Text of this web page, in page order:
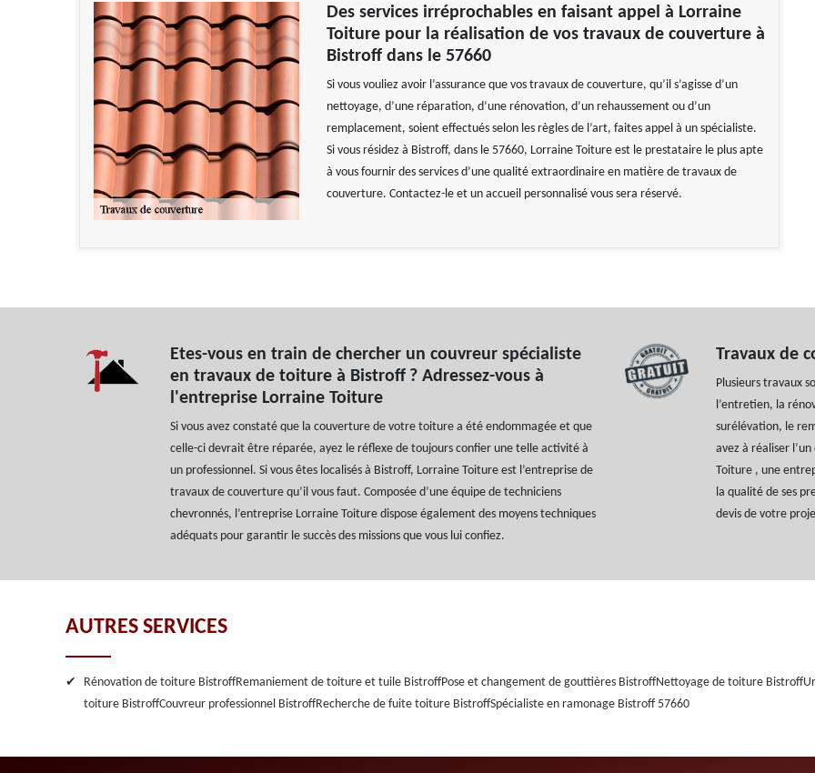
Des services irréprochables en faisant appel à Lorraine
Toiture pour la réalisation de vos travaux de couverture à
Bistroff dans le 57660
Si vous vouliez avoir l’assurance que vos travaux de couverture, qu’il s’agisse d’un
nettoyage, d’une réparation, d’une rénovation, d’un rehaussement ou d’un
remplacement, soient effectués selon les règles de l’art, faites appel à un spécialiste.
Si vous résidez à Bistroff, dans le 57660, Lorraine Toiture est le prestataire le plus apte
à vous fournir des services d’une qualité extraordinaire en matière de travaux de
couverture. Contactez-le et un accueil personnalisé vous sera réservé.
Etes-vous en train de chercher un couvreur spécialiste
en travaux de toiture à Bistroff ? Adressez-vous à
l'entreprise Lorraine Toiture
Si vous avez constaté que la couverture de votre toiture a été endommagée et que
celle-ci devrait être réparée, ayez le réflexe de toujours confier une telle activité à
un professionnel. Si vous êtes localisés à Bistroff, Lorraine Toiture est l’entreprise de
travaux de couverture qu’il vous faut. Composée d’une équipe de techniciens
chevronnés, l’entreprise Lorraine Toiture dispose également des moyens techniques
adéquats pour garantir le succès des missions que vous lui confiez.
Travaux de
Plusieurs travaux
l’entretien, la
surélévation, le
avez à réaliser
Toiture , une
la qualité de ses
devis de votre
AUTRES SERVICES
Rénovation de toiture BistroffRemaniement de toiture et tuile BistroffPose et changement de gouttières BistroffNettoyage de toiture Bistroff
toiture BistroffCouvreur professionnel BistroffRecherche de fuite toiture BistroffSpécialiste en ramonage Bistroff 57660